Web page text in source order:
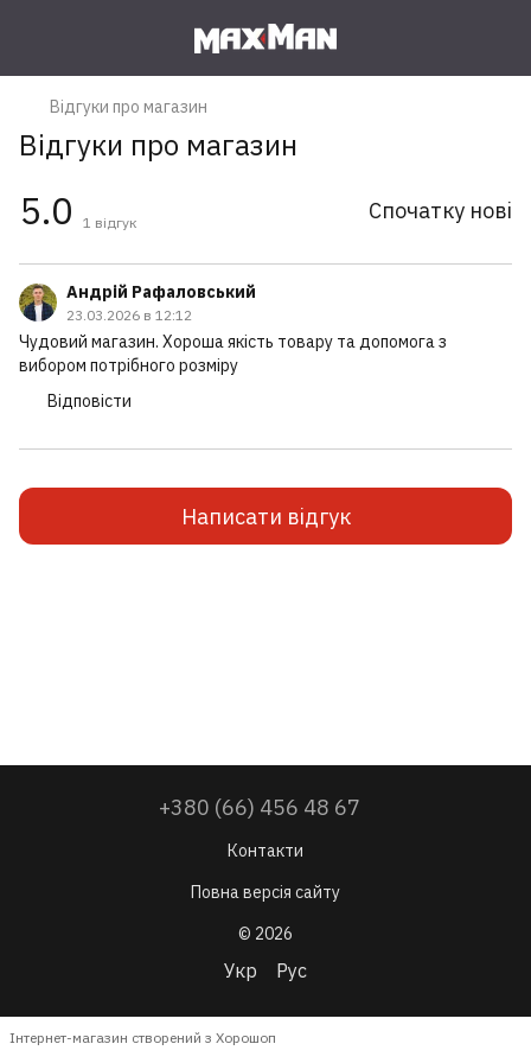
Відгуки про магазин
Відгуки про магазин
5.0 1 відгук Спочатку нові
Андрій Рафаловський
23.03.2026 в 12:12
Чудовий магазин. Хороша якість товару та допомога з
вибором потрібного розміру
Відповісти
Написати відгук
+380 (66) 456 48 67
Контакти
Повна версія сайту
© 2026
Укр Рус
Інтернет-магазин створений з Хорошоп